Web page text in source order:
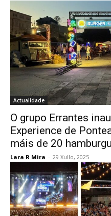
Actualidade
O grupo Errantes
Experience de
máis de 20
Lara R Mira - 29 Xullo, 2025